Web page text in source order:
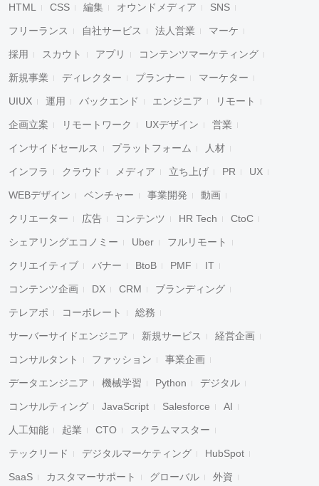
HTML CSS 編集 オウンドメディア SNS
フリーランス 自社サービス 法人営業 マーケ
採用 スカウト アプリ コンテンツマーケティング
新規事業 ディレクター プランナー マーケター
UIUX 運用 バックエンド エンジニア リモート
企画立案 リモートワーク UXデザイン 営業
インサイドセールス プラットフォーム 人材
インフラ クラウド メディア 立ち上げ PR UX
WEBデザイン ベンチャー 事業開発 動画
クリエーター 広告 コンテンツ HR Tech CtoC
シェアリングエコノミー Uber フルリモート
クリエイティブ バナー BtoB PMF IT
コンテンツ企画 DX CRM ブランディング
テレアポ コーポレート 総務
サーバーサイドエンジニア 新規サービス 経営企画
コンサルタント ファッション 事業企画
データエンジニア 機械学習 Python デジタル
コンサルティング JavaScript Salesforce AI
人工知能 起業 CTO スクラムマスター
テックリード デジタルマーケティング HubSpot
SaaS カスタマーサポート グローバル 外資